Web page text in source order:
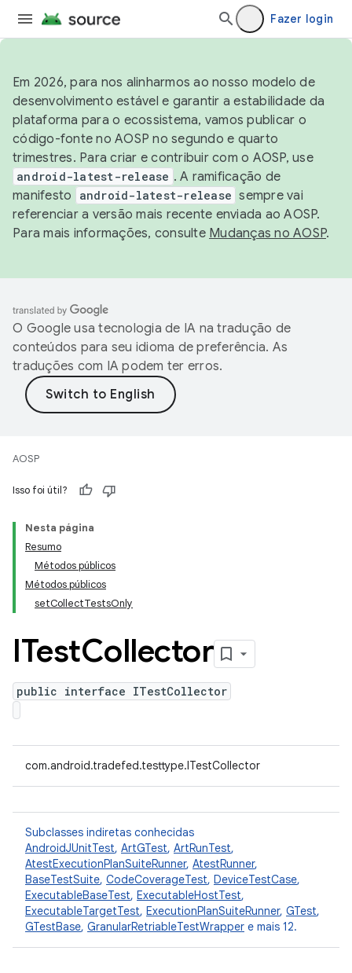
Fazer login
Em 2026, para nos alinharmos ao nosso modelo de
desenvolvimento estável e garantir a estabilidade da
plataforma para o ecossistema, vamos publicar o
código-fonte no AOSP no segundo e quarto
trimestres. Para criar e contribuir com o AOSP, use
android-latest-release . A ramificação de
manifesto
android-latest-release sempre vai
referenciar a versão mais recente enviada ao AOSP.
Para mais informações, consulte Mudanças no AOSP.
O Google usa tecnologia de IA na tradução de
conteúdos para seu idioma de preferência. As
traduções com IA podem ter erros.
AOSP
Isso foi útil?
Nesta página
Resumo
Métodos públicos
Métodos públicos
setCollectTestsOnly
ITestCollector
public interface ITestCollector
com.android.tradefed.testtype.ITestCollector
Subclasses indiretas conhecidas
AndroidJUnitTest, ArtGTest, ArtRunTest,
AtestExecutionPlanSuiteRunner, AtestRunner,
BaseTestSuite, CodeCoverageTest, DeviceTestCase,
ExecutableBaseTest, ExecutableHostTest,
ExecutableTargetTest, ExecutionPlanSuiteRunner, GTest,
GTestBase, GranularRetriableTestWrapper e mais 12.